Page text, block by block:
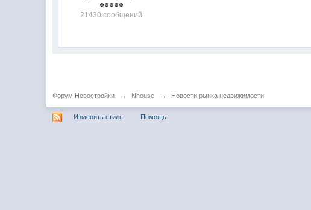
21430 сообщений
Форум Новостройки → Nhouse → Новости рынка недвижимости
Изменить стиль Помощь